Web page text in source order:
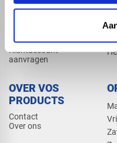
Dak en gevel
Klantaccount
aanvragen
OVER VOS
PRODUCTS
Contact
Over ons